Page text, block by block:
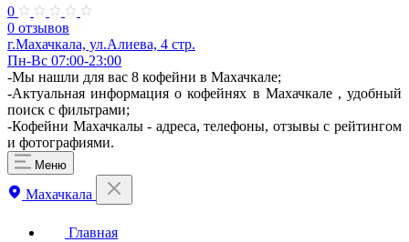
0
0 отзывов
г.Махачкала, ул.Алиева, 4 стр.
Пн-Вс 07:00-23:00
-Мы нашли для вас 8 кофейни в Махачкале;
-Актуальная информация о кофейнях в Махачкале , удобный
поиск с фильтрами;
-Кофейни Махачкалы - адреса, телефоны, отзывы с рейтингом
и фотографиями.
Меню
Махачкала
Главная